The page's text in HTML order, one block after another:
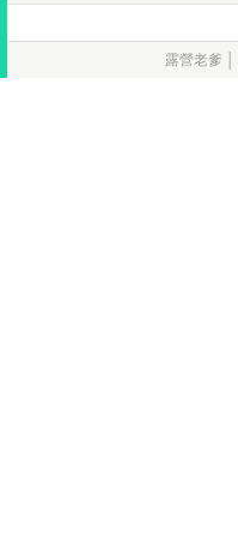
露營老爹